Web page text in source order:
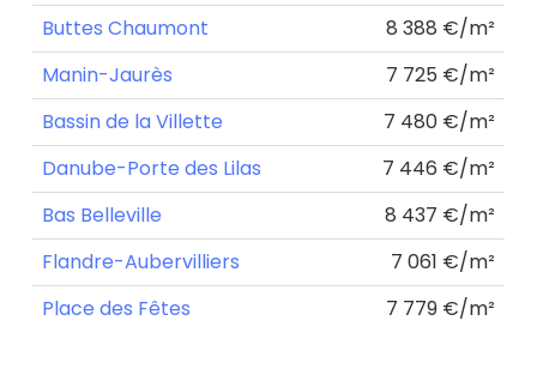
Buttes Chaumont
8 388 €/m²
Manin-Jaurès
7 725 €/m²
Bassin de la Villette
7 480 €/m²
Danube-Porte des Lilas
7 446 €/m²
Bas Belleville
8 437 €/m²
Flandre-Aubervilliers
7 061 €/m²
Place des Fêtes
7 779 €/m²